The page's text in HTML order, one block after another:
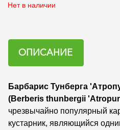
Нет в наличии
ОПИСАНИЕ
Барбарис Тунберга
(Berberis thunbergii
чрезвычайно популярный
кустарник, являющийся